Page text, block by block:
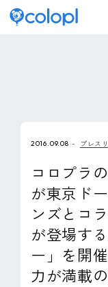
IR情報
採用情報
サステナビリティ
2016.09.08 プレス
コロプラ
が東京ド
ンズとコ
が登場す
ー」を開
力が満載